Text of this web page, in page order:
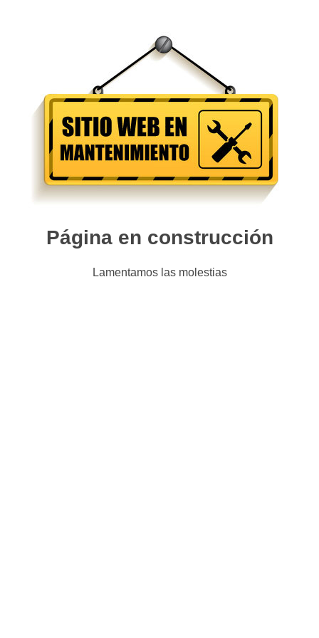
Página en construcción
Lamentamos las molestias